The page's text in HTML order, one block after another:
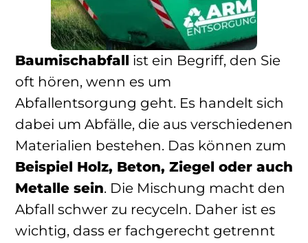
Baumischabfall ist ein Begriff, den Sie
oft hören, wenn es um
Abfallentsorgung geht. Es handelt sich
dabei um Abfälle, die aus verschiedenen
Materialien bestehen. Das können zum
Beispiel Holz, Beton, Ziegel oder auch
Metalle sein. Die Mischung macht den
Abfall schwer zu recyceln. Daher ist es
wichtig, dass er fachgerecht getrennt